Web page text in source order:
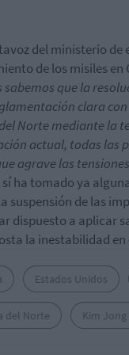
del ministerio de
de los misiles en
sabemos que la
clara
Norte mediante la
actual, todas las
agrave las
sí ha tomado ya
suspensión de las
dispuesto a aplicar
la inestabilidad en
Estados Unidos
del Norte Kim Jong